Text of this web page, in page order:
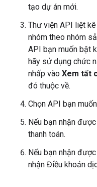
tạo dự án mới.
Thư viện API liệt
nhóm theo nhóm
API bạn muốn bật
hãy sử dụng chức
nhấp vào Xem tất
đó thuộc về.
Chọn API bạn
Nếu bạn nhận
thanh toán.
Nếu bạn nhận
nhận Điều khoản